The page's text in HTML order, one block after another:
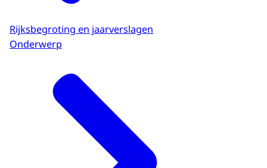
Rijksbegroting en jaarverslagen
Onderwerp